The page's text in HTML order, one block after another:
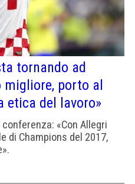
tornando ad
porto al
etica del lavoro»
conferenza: «Con Allegri
di Champions del 2017,